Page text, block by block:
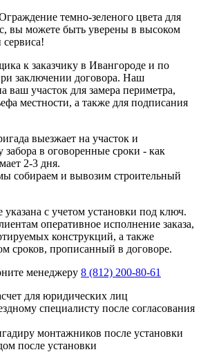
темно-зеленого цвета для
вы можете быть уверены в высоком
сервиса!
к заказчику в Ивангороде и по
заключении договора. Наш
ваш участок для замера периметра,
местности, а также для подписания
выезжает на участок и
забора в оговоренные сроки - как
2-3 дня.
собираем и вывозим строительный
указана с учетом установки под ключ.
оперативное исполнение заказа,
конструкций, а также
сроков, прописанный в договоре.
менеджеру 8 (812) 200-80-61
для юридических лиц
специалисту после согласования
монтажников после установки
после установки